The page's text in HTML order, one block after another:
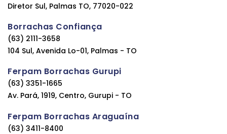
Diretor Sul, Palmas TO, 77020-022
Borrachas Confiança
(63) 2111-3658
104 Sul, Avenida Lo-01, Palmas - TO
Ferpam Borrachas Gurupi
(63) 3351-1665
Av. Pará, 1919, Centro, Gurupi - TO
Ferpam Borrachas Araguaína
(63) 3411-8400